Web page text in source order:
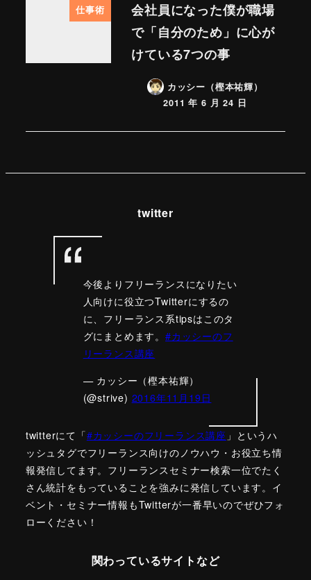
仕事術
会社員になった僕が職場
で「自分のため」に心が
けている7つの事
カッシー（樫本祐輝）
2011 年 6 月 24 日
twitter
今後よりフリーランスになりたい
人向けに役立つTwitterにするの
に、フリーランス系tipsはこのタ
グにまとめます。#カッシーのフ
リーランス講座
— カッシー（樫本祐輝）
(@strive) 2016年11月19日
twitterにて「#カッシーのフリーランス講座 」というハ
ッシュタグでフリーランス向けのノウハウ・お役立ち情
報発信してます。フリーランスセミナー検索一位でたく
さん統計をもっていることを強みに発信しています。イ
ベント・セミナー情報もTwitterが一番早いのでぜひフォ
ローください！
関わっているサイトなど